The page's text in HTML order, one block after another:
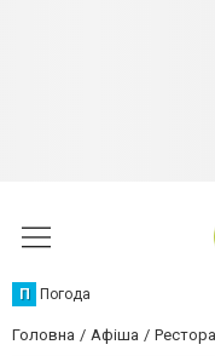
П Погода
Головна Афіша